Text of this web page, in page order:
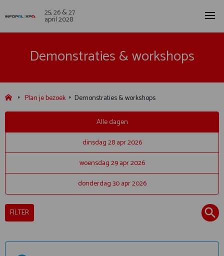
25, 26 & 27
april 2028
Demonstraties & workshops
Plan je bezoek Demonstraties & workshops
Alle dagen
dinsdag 28 apr 2026
woensdag 29 apr 2026
donderdag 30 apr 2026
FILTER